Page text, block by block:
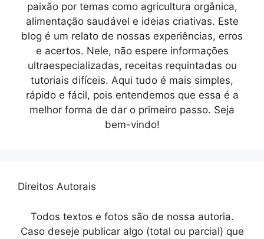
paixão por temas como agricultura orgânica,
alimentação saudável e ideias criativas. Este
blog é um relato de nossas experiências, erros
e acertos. Nele, não espere informações
ultraespecializadas, receitas requintadas ou
tutoriais difíceis. Aqui tudo é mais simples,
rápido e fácil, pois entendemos que essa é a
melhor forma de dar o primeiro passo. Seja
bem-vindo!
Direitos Autorais
Todos textos e fotos são de nossa autoria.
Caso deseje publicar algo (total ou parcial) que